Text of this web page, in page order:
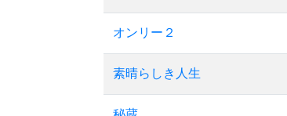
オンリー２
素晴らしき人生